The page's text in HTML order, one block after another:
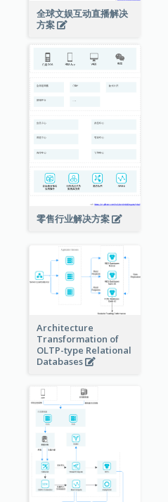
全球文娱互动直播解决
方案
零售行业解决方案
Architecture
Transformation of
OLTP-type Relational
Databases